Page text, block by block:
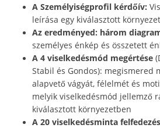
A Személyiségprofil kérdőív:
leírása egy kiválasztott
Az eredményed: három
személyes énkép és összetett
A 4 viselkedésmód megértése
Stabil és Gondos): megismered
alapvető vágyát, félelmét és
melyik viselkedésmód jellemző
kiválasztott környezetben
A 20 viselkedésminta